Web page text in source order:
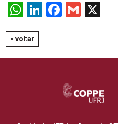
WhatsApp
LinkedIn
Facebook
Gmail
< voltar